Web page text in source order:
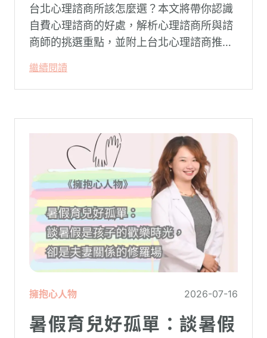
台北心理諮商所該怎麼選？本文將帶你認識
自費心理諮商的好處，解析心理諮商所與諮
商師的挑選重點，並附上台北心理諮商推薦
理，陪你面對情緒困擾找回生活步調。
繼續閱讀
擁抱心人物 2026-07-16
暑假育兒好孤單：談暑假